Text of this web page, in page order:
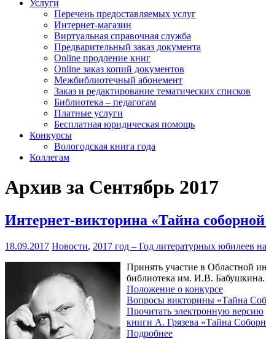
Услуги
Перечень предоставляемых услуг
Интернет-магазин
Виртуальная справочная служба
Предварительный заказ документа
Online продление книг
Online заказ копий документов
Межбиблиотечный абонемент
Заказ и редактирование тематических списков
Библиотека – педагогам
Платные услуги
Бесплатная юридическая помощь
Конкурсы
Вологодская книга года
Коллегам
Архив за Сентябрь 2017
Интернет-викторина «Тайна
18.09.2017 Новости, 2017 год – Год литературных юбилеев
Принять участие в Областной
библиотека им. И.В. Бабушкина.
Положение о конкурсе
Вопросы викторины «Тайна
Прочитать электронную версию
книги А. Грязева «Тайна
Подробнее